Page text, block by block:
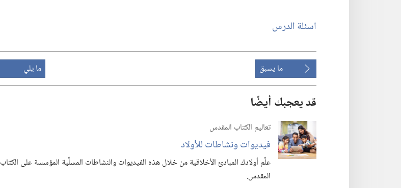
اسئلة الدرس
ما يسبق ما يلي
قد يعجبك أيضًا
تعاليم الكتاب المقدس
فيديوات ونشاطات للأولاد
علِّم أولادك المبادئ الأخلاقية من خلال هذه الفيديوات والنشاطات المسلِّية المؤسسة على الكتاب
المقدس.‏